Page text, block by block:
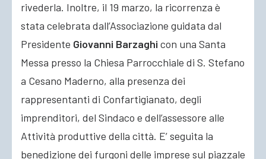
rivederla. Inoltre, il 19 marzo, la ricorrenza è
stata celebrata dall’Associazione guidata dal
Presidente Giovanni Barzaghi con una Santa
Messa presso la Chiesa Parrocchiale di S. Stefano
a Cesano Maderno, alla presenza dei
rappresentanti di Confartigianato, degli
imprenditori, del Sindaco e dell’assessore alle
Attività produttive della città. E’ seguita la
benedizione dei furgoni delle imprese sul piazzale